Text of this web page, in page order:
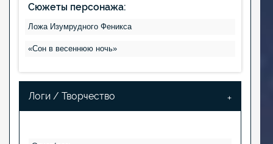
Сюжеты персонажа:
Ложа Изумрудного Феникса
«Сон в весеннюю ночь»
Логи / Творчество